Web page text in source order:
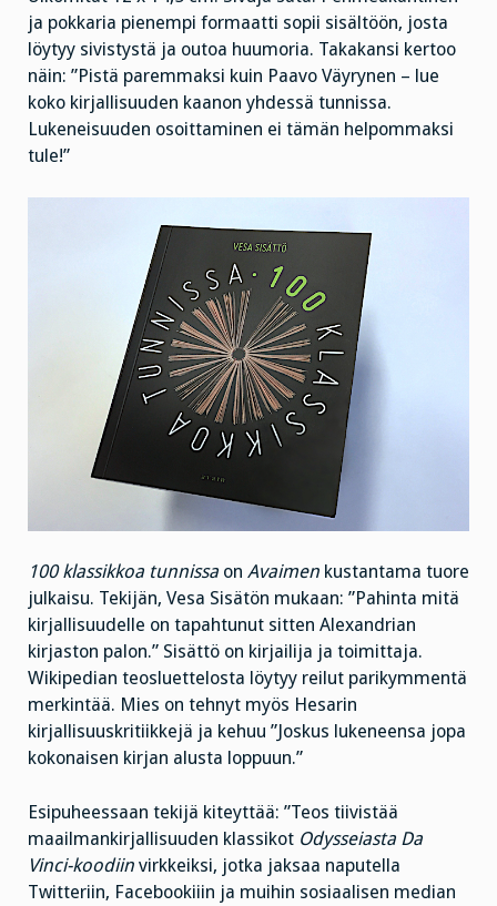
ja pokkaria pienempi formaatti sopii sisältöön, josta
löytyy sivistystä ja outoa huumoria. Takakansi kertoo
näin: ”Pistä paremmaksi kuin Paavo Väyrynen – lue
koko kirjallisuuden kaanon yhdessä tunnissa.
Lukeneisuuden osoittaminen ei tämän helpommaksi
tule!”
100 klassikkoa tunnissa on Avaimen kustantama tuore
julkaisu. Tekijän, Vesa Sisätön mukaan: ”Pahinta mitä
kirjallisuudelle on tapahtunut sitten Alexandrian
kirjaston palon.” Sisättö on kirjailija ja toimittaja.
Wikipedian teosluettelosta löytyy reilut parikymmentä
merkintää. Mies on tehnyt myös Hesarin
kirjallisuuskritiikkejä ja kehuu ”Joskus lukeneensa jopa
kokonaisen kirjan alusta loppuun.”
Esipuheessaan tekijä kiteyttää: ”Teos tiivistää
maailmankirjallisuuden klassikot Odysseiasta Da
Vinci-koodiin virkkeiksi, jotka jaksaa naputella
Twitteriin, Facebookiiin ja muihin sosiaalisen median